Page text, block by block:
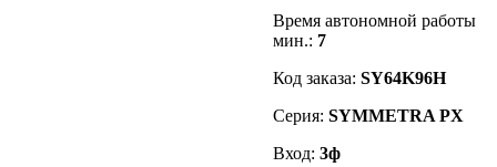
Время автономной работы
мин.: 7
Код заказа: SY64K96H
Серия: SYMMETRA PX
Вход: 3ф